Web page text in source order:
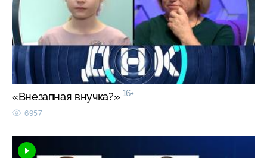
«Внезапная внучка?» 16+
6957